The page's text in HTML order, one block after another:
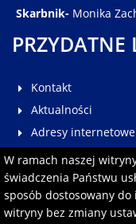
W ramach naszej
świadczenia Państwu
sposób dostosowany
witryny bez zmiany
Skarbnik- Monika
PRZYDATNE
Kontakt
Aktualności
Adresy internetowe
Galeria
Multimedia
Pomoc